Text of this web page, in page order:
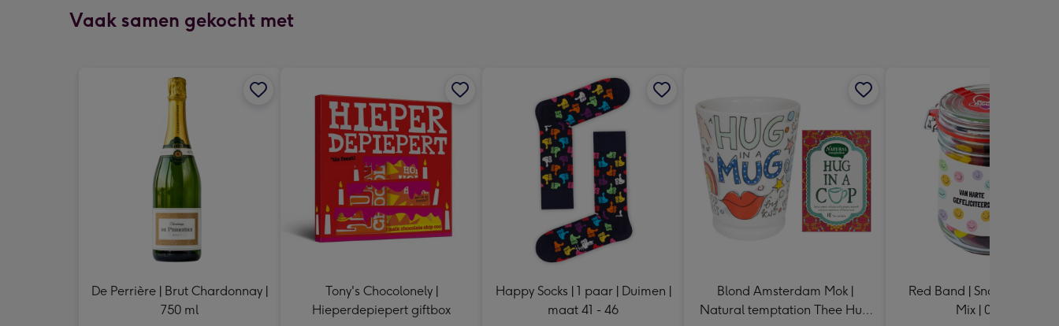
Vaak samen gekocht met
De Perrière | Brut Chardonnay |
750 ml
Tony's Chocolonely |
Hieperdepiepert giftbox
Happy Socks | 1 paar | Duimen |
maat 41 - 46
Blond Amsterdam Mok |
Natural temptation Thee Hug
Red Band | Snoeppot
Mix | 0,5 kg